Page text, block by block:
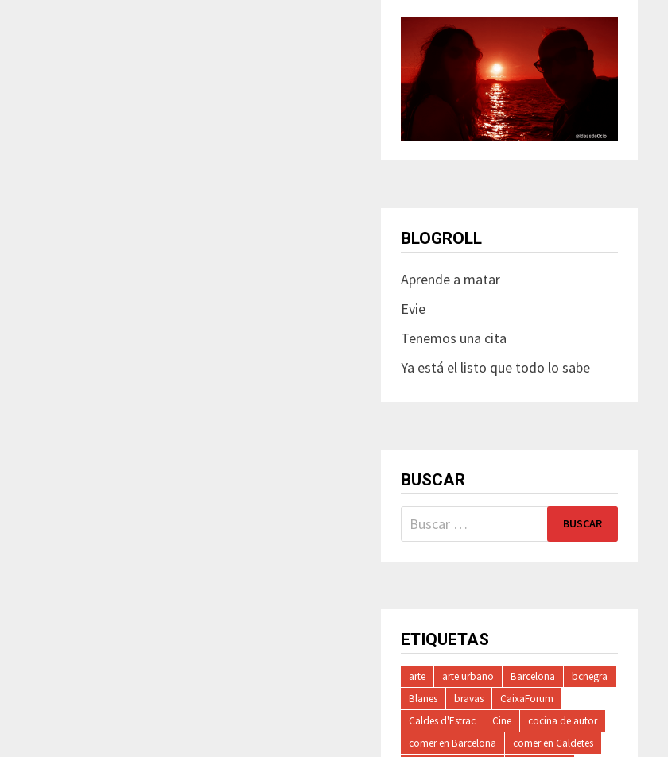
BLOGROLL
Aprende a matar
Evie
Tenemos una cita
Ya está el listo que todo lo sabe
BUSCAR
Buscar:
ETIQUETAS
arte arte urbano Barcelona
bcnegra
Blanes
bravas
CaixaForum
Caldes d'Estrac
Cine
cocina de autor
comer en Barcelona
comer en Caldetes